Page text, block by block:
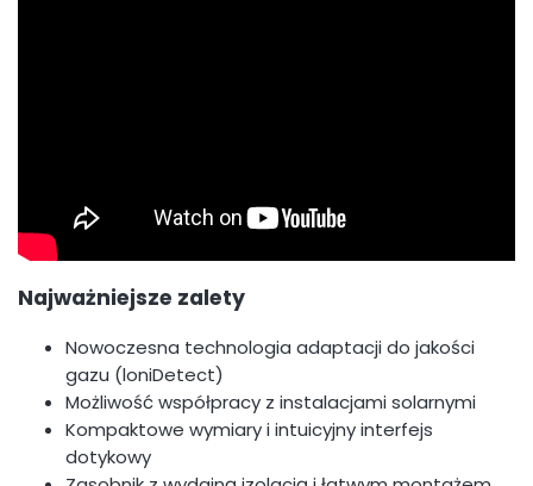
Najważniejsze zalety
Nowoczesna technologia adaptacji do jakości
gazu (loniDetect)
Możliwość współpracy z instalacjami solarnymi
Kompaktowe wymiary i intuicyjny interfejs
dotykowy